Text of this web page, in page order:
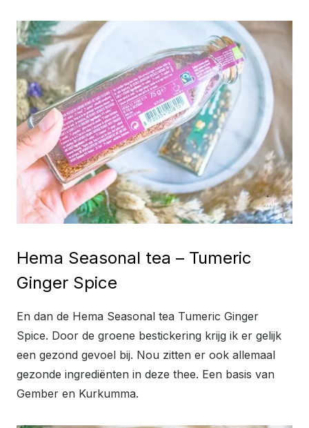
Hema Seasonal tea – Tumeric
Ginger Spice
En dan de Hema Seasonal tea Tumeric Ginger
Spice. Door de groene bestickering krijg ik er gelijk
een gezond gevoel bij. Nou zitten er ook allemaal
gezonde ingrediënten in deze thee. Een basis van
Gember en Kurkumma.